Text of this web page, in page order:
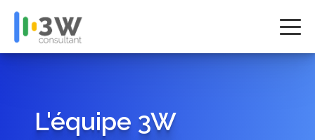
WebDesign
L'équipe 3W